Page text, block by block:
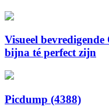
Visueel
bijna té perfect zijn
Picdump (4388)